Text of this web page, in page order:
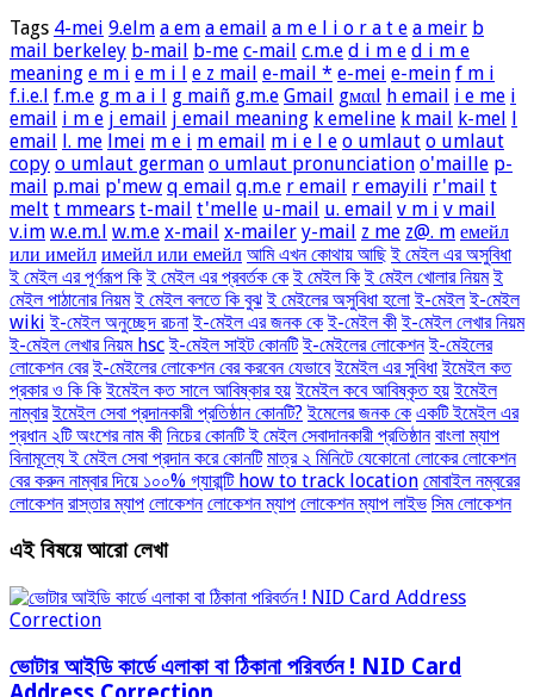
Tags 4-mei 9.elm a em a email a m e l i o r a t e a meir b
mail berkeley b-mail b-me c-mail c.m.e d i m e d i m e
meaning e m i e m i l e z mail e-mail * e-mei e-mein f m i
f.i.e.l f.m.e g m a i l g maiñ g.m.e Gmail gмαιl h email i e me i
email i m e j email j email meaning k emeline k mail k-mel
email
l. me lmei m e i m email m i e l e o umlaut o umlaut
copy o umlaut german o umlaut pronunciation o'maille p-
mail p.mai p'mew q email q.m.e r email r emayili r'mail t
melt t mmears t-mail t'melle u-mail u. email v m i v mail
v.im w.e.m.l w.m.e x-mail x-mailer y-mail z me z@. m емейл
или имейл имейл или емейл আমি এখন কোথায় আছি ই মেইল এর অসুবিধা
ই মেইল এর পূর্ণরূপ কি ই মেইল এর প্রবর্তক কে ই মেইল কি ই মেইল খোলার নিয়ম ই
মেইল পাঠানোর নিয়ম ই মেইল বলতে কি বুঝ ই মেইলের অসুবিধা হলো ই-মেইল ই-মেইল
wiki ই-মেইল অনুচ্ছেদ রচনা ই-মেইল এর জনক কে ই-মেইল কী ই-মেইল লেখার নিয়ম
ই-মেইল লেখার নিয়ম hsc ই-মেইল সাইট কোনটি ই-মেইলের লোকেশন ই-মেইলের
লোকেশন বের ই-মেইলের লোকেশন বের করবেন যেভাবে ইমেইল এর সুবিধা ইমেইল কত
প্রকার ও কি কি ইমেইল কত সালে আবিষ্কার হয় ইমেইল কবে আবিষ্কৃত হয় ইমেইল
নাম্বার ইমেইল সেবা প্রদানকারী প্রতিষ্ঠান কোনটি? ইমেলের জনক কে একটি ইমেইল এর
প্রধান ২টি অংশের নাম কী নিচের কোনটি ই মেইল সেবাদানকারী প্রতিষ্ঠান বাংলা ম্যাপ
বিনামূল্যে ই মেইল সেবা প্রদান করে কোনটি মাত্র ২ মিনিটে যেকোনো লোকের লোকেশন
বের করুন নাম্বার দিয়ে ১০০% গ্যারান্টি how to track location মোবাইল নম্বরের
লোকেশন রাস্তার ম্যাপ লোকেশন লোকেশন ম্যাপ লোকেশন ম্যাপ লাইভ সিম লোকেশন
এই বিষয়ে আরো লেখা
ভোটার আইডি কার্ডে এলাকা বা ঠিকানা পরিবর্তন ! NID Card